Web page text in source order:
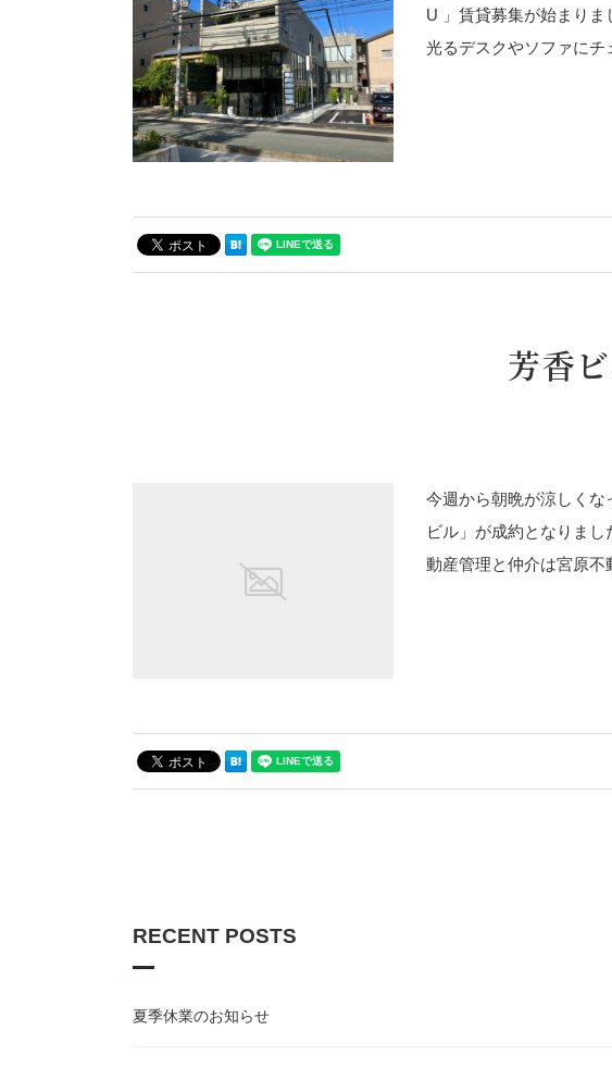
U 」賃貸募集が始まり
光るデスクやソファに
芳香
今週から朝晩が涼しく
ビル」が成約となりま
動産管理と仲介は宮原不
RECENT POSTS
夏季休業のお知らせ